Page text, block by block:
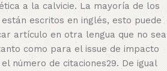
a la calvicie. La mayoría de los
escritos en inglés, esto puede
artículo en otra lengua que no sea
como para el issue de impacto
número de citaciones29. De igual